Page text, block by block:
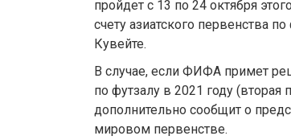
пройдет с 13 по 24 октября
счету азиатского первенства
Кувейте.
В случае, если ФИФА примет
по футзалу в 2021 году
дополнительно сообщит о
мировом первенстве.